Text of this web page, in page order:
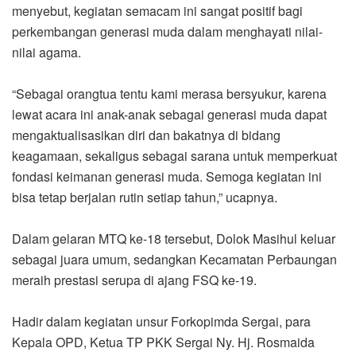
menyebut, kegiatan semacam ini sangat positif bagi
perkembangan generasi muda dalam menghayati nilai-
nilai agama.
“Sebagai orangtua tentu kami merasa bersyukur, karena
lewat acara ini anak-anak sebagai generasi muda dapat
mengaktualisasikan diri dan bakatnya di bidang
keagamaan, sekaligus sebagai sarana untuk memperkuat
fondasi keimanan generasi muda. Semoga kegiatan ini
bisa tetap berjalan rutin setiap tahun,” ucapnya.
Dalam gelaran MTQ ke-18 tersebut, Dolok Masihul keluar
sebagai juara umum, sedangkan Kecamatan Perbaungan
meraih prestasi serupa di ajang FSQ ke-19.
Hadir dalam kegiatan unsur Forkopimda Sergai, para
Kepala OPD, Ketua TP PKK Sergai Ny. Hj. Rosmaida